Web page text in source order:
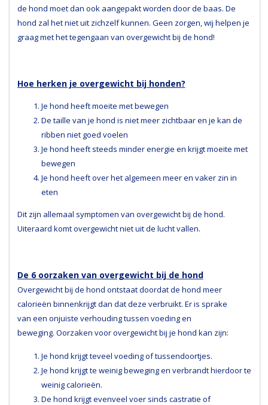
de hond moet dan ook aangepakt worden door de baas. De
hond zal het niet uit zichzelf kunnen. Geen zorgen, wij helpen je
graag met het tegengaan van overgewicht bij de hond!
Hoe herken je overgewicht bij honden?
Je hond heeft moeite met bewegen
De taille van je hond is niet meer zichtbaar en je kan de
ribben niet goed voelen
Je hond heeft steeds minder energie en krijgt moeite met
bewegen
Je hond heeft over het algemeen meer en vaker zin in
eten
Dit zijn allemaal symptomen van overgewicht bij de hond.
Uiteraard komt overgewicht niet uit de lucht vallen.
De 6 oorzaken van overgewicht bij de hond
Overgewicht bij de hond ontstaat doordat de hond meer
calorieën binnenkrijgt dan dat deze verbruikt. Er is sprake
van een onjuiste verhouding tussen voeding en
beweging. Oorzaken voor overgewicht bij je hond kan zijn:
Je hond krijgt teveel voeding of tussendoortjes.
Je hond krijgt te weinig beweging en verbrandt hierdoor te
weinig calorieën.
De hond krijgt evenveel voer sinds castratie of